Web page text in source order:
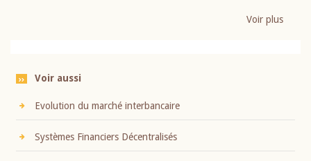
Voir plus
Voir aussi
Evolution du marché interbancaire
Systèmes Financiers Décentralisés